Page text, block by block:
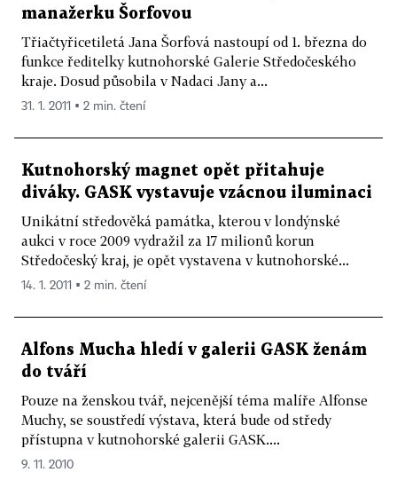
manažerku Šorfovou
Třiačtyřicetiletá Jana Šorfová nastoupí od 1. března do
funkce ředitelky kutnohorské Galerie Středočeského
kraje. Dosud působila v Nadaci Jany a...
31. 1. 2011 ▪ 2 min. čtení
Kutnohorský magnet opět přitahuje
diváky. GASK vystavuje vzácnou iluminaci
Unikátní středověká památka, kterou v londýnské
aukci v roce 2009 vydražil za 17 milionů korun
Středočeský kraj, je opět vystavena v kutnohorské...
14. 1. 2011 ▪ 2 min. čtení
Alfons Mucha hledí v galerii GASK ženám
do tváří
Pouze na ženskou tvář, nejcenější téma malíře Alfonse
Muchy, se soustředí výstava, která bude od středy
přístupna v kutnohorské galerii GASK....
9. 11. 2010